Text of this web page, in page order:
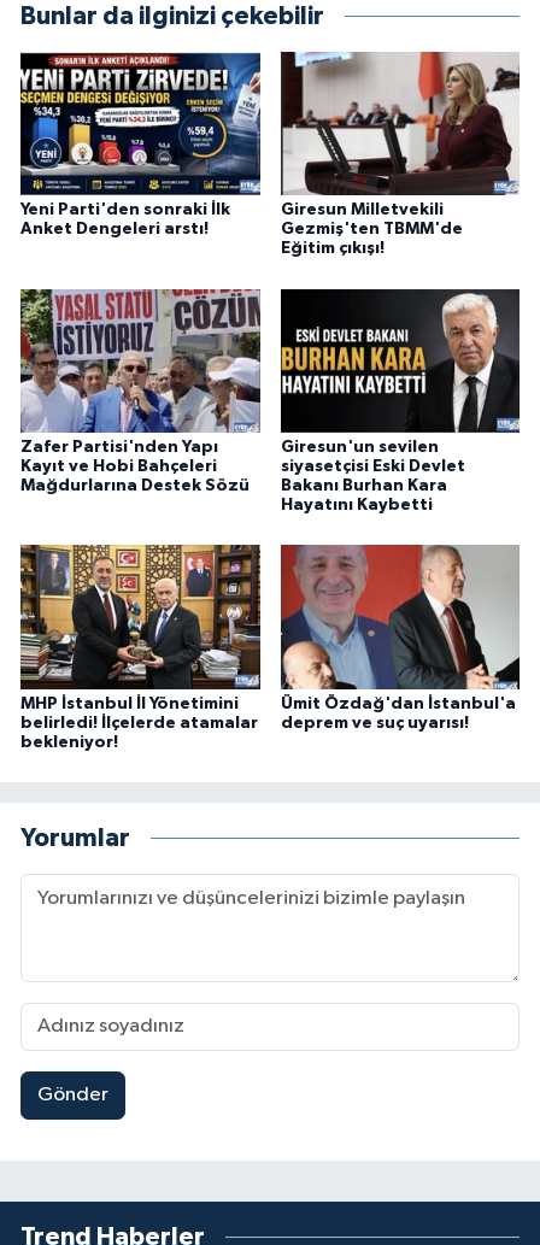
Bunlar da ilginizi çekebilir
Yeni Parti'den sonraki İlk
Anket Dengeleri arstı!
Giresun Milletvekili
Gezmiş'ten TBMM'de
Eğitim çıkışı!
Zafer Partisi'nden Yapı
Kayıt ve Hobi Bahçeleri
Mağdurlarına Destek Sözü
Giresun'un sevilen
siyasetçisi Eski Devlet
Bakanı Burhan Kara
Hayatını Kaybetti
MHP İstanbul İl Yönetimini
belirledi! İlçelerde atamalar
bekleniyor!
Ümit Özdağ'dan İstanbul'a
deprem ve suç uyarısı!
Yorumlar
Gönder
Trend Haberler